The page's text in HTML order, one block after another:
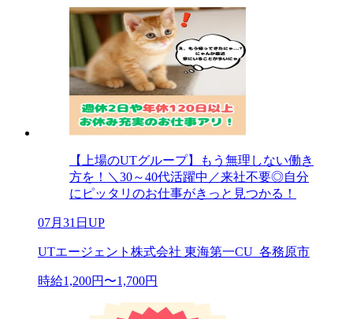
【上場のUTグループ】もう無理しない働き
方を！＼30～40代活躍中／来社不要◎自分
にピッタリのお仕事がきっと見つかる！
07月31日UP
UTエージェント株式会社 東海第一CU_各務原市
時給1,200円〜1,700円